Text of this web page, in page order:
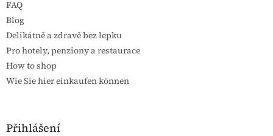
FAQ
Blog
Delikátně a zdravě bez lepku
Pro hotely, penziony a restaurace
How to shop
Wie Sie hier einkaufen können
Přihlášení